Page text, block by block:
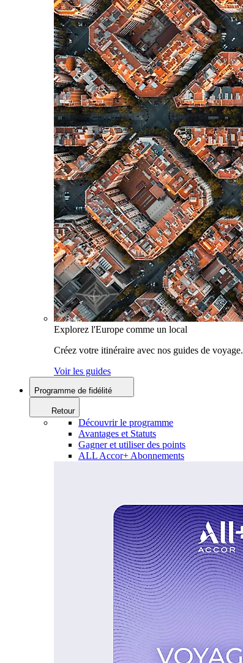
Explorez l'Europe comme un local
Créez votre itinéraire avec nos guides de voyage.
Voir les guides
Programme de fidélité
Retour
Découvrir le programme
Avantages et Statuts
Gagner et utiliser des points
ALL Accor+ Abonnements